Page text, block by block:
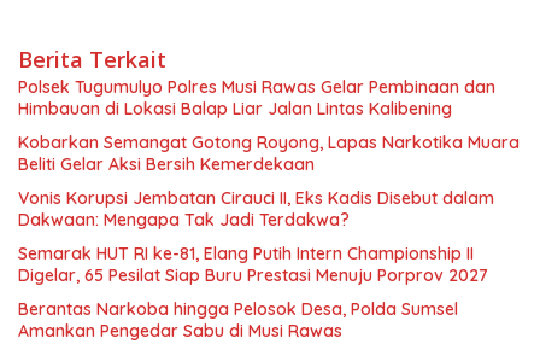
Berita Terkait
Polsek Tugumulyo Polres Musi Rawas Gelar Pembinaan dan
Himbauan di Lokasi Balap Liar Jalan Lintas Kalibening
Kobarkan Semangat Gotong Royong, Lapas Narkotika Muara
Beliti Gelar Aksi Bersih Kemerdekaan
Vonis Korupsi Jembatan Cirauci II, Eks Kadis Disebut dalam
Dakwaan: Mengapa Tak Jadi Terdakwa?
Semarak HUT RI ke-81, Elang Putih Intern Championship II
Digelar, 65 Pesilat Siap Buru Prestasi Menuju Porprov 2027
Berantas Narkoba hingga Pelosok Desa, Polda Sumsel
Amankan Pengedar Sabu di Musi Rawas